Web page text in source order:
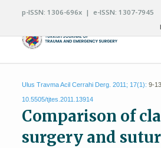
p-ISSN: 1306-696x | e-ISSN: 1307-7945
Ulus Travma Acil Cerrahi Derg. 2011; 17(1): 9-
10.5505/tjtes.2011.13914
Comparison of
surgery and